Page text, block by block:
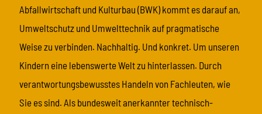
Abfallwirtschaft und Kulturbau (BWK) kommt es darauf an,
Umweltschutz und Umwelttechnik auf pragmatische
Weise zu verbinden. Nachhaltig. Und konkret. Um unseren
Kindern eine lebenswerte Welt zu hinterlassen. Durch
verantwortungsbewusstes Handeln von Fachleuten, wie
Sie es sind. Als bundesweit anerkannter technisch-